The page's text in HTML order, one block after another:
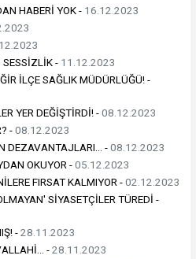
HABERİ YOK - 16.12.2023
SESSİZLİK - 11.12.2023
İLÇE SAĞLIK MÜDÜRLÜĞÜ! -
YER DEĞİŞTİRDİ! -08.12.2023
-08.12.2023
DEZAVANTAJLARI… -08.12.2023
OKUYOR -05.12.2023
FIRSAT KALMIYOR -02.12.2023
SİYASETÇİLER TÜREDİ -
-28.11.2023
-28.11.2023